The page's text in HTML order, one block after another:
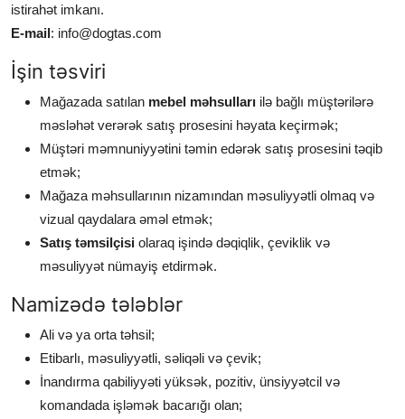
istirahət imkanı.
E-mail: info@dogtas.com
İşin təsviri
Mağazada satılan mebel məhsulları ilə bağlı müştərilərə
məsləhət verərək satış prosesini həyata keçirmək;
Müştəri məmnuniyyətini təmin edərək satış prosesini təqib
etmək;
Mağaza məhsullarının nizamından məsuliyyətli olmaq və
vizual qaydalara əməl etmək;
Satış təmsilçisi olaraq işində dəqiqlik, çeviklik və
məsuliyyət nümayiş etdirmək.
Namizədə tələblər
Ali və ya orta təhsil;
Etibarlı, məsuliyyətli, səliqəli və çevik;
İnandırma qabiliyyəti yüksək, pozitiv, ünsiyyətcil və
komandada işləmək bacarığı olan;